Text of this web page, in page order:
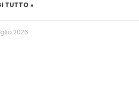
TUTTO »
2026